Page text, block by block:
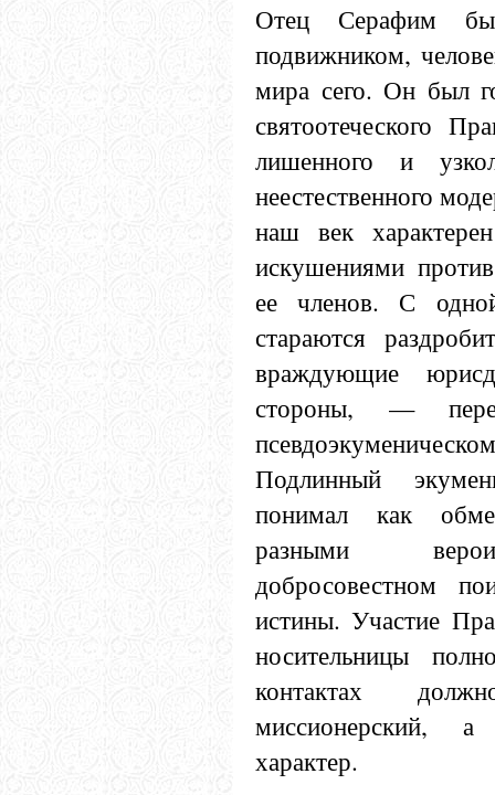
Отец Серафим
подвижником,
мира сего. Он был
святоотеческого
лишенного и
неестественного
наш век
искушениями
ее членов. С
стараются
враждующие
стороны, —
Подлинный
понимал как
разными
добросовестном
истины. Участие
носительницы
контактах
миссионерский,
характер.